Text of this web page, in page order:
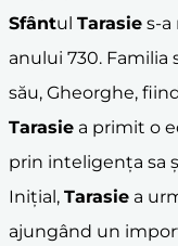
Sfântul Tarasie s-a
anului 730. Familia
său, Gheorghe,
Tarasie a primit o
prin inteligența sa
Inițial, Tarasie a
ajungând un